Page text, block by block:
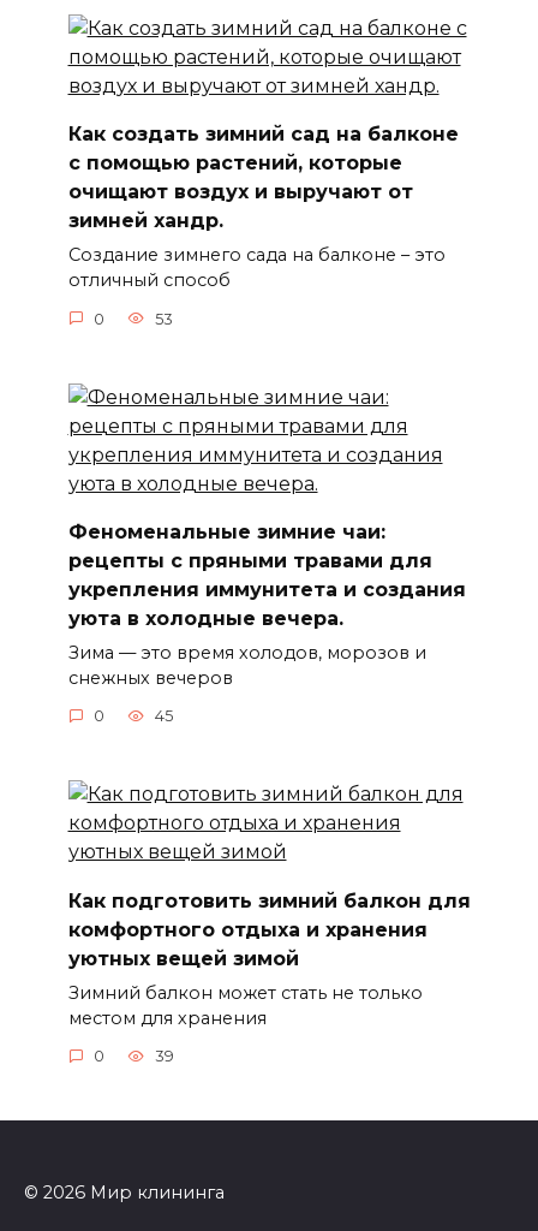
Как создать зимний сад на балконе
с помощью растений, которые
очищают воздух и выручают от
зимней хандр.
Создание зимнего сада на балконе – это
отличный способ
0 53
Феноменальные зимние чаи:
рецепты с пряными травами для
укрепления иммунитета и создания
уюта в холодные вечера.
Зима — это время холодов, морозов и
снежных вечеров
0 45
Как подготовить зимний балкон для
комфортного отдыха и хранения
уютных вещей зимой
Зимний балкон может стать не только
местом для хранения
0 39
© 2026 Мир клининга